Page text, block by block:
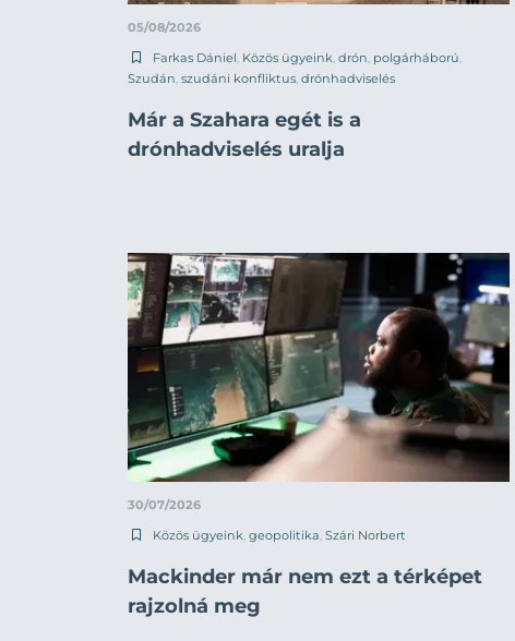
05/08/2026
Farkas Dániel Közös ügyeink drón polgárháború
Szudán szudáni konfliktus drónhadviselés
Már a Szahara egét is a
drónhadviselés uralja
30/07/2026
Közös ügyeink, geopolitika, Szári Norbert
Mackinder már nem ezt a térképet
rajzolná meg